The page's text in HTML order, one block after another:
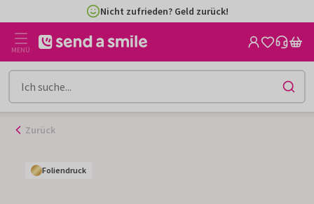
Inhalt
gehen
Nicht zufrieden? Geld zurück!
MENÜ
Zurück
Foliendruck
Foliendruck
Foliendruck